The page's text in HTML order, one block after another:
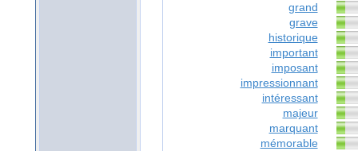
grand
grave
historique
important
imposant
impressionnant
intéressant
majeur
marquant
mémorable